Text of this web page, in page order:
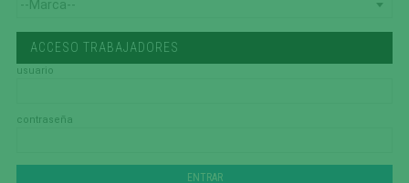
ACCESO TRABAJADORES
usuario
contraseña